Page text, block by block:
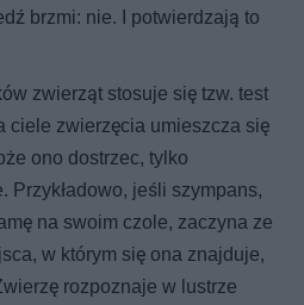
brzmi: nie. I potwierdzają to
zwierząt stosuje się tzw. test
ciele zwierzęcia umieszcza się
ono dostrzec, tylko
Przykładowo, jeśli szympans,
na swoim czole, zaczyna ze
w którym się ona znajduje,
rozpoznaje w lustrze